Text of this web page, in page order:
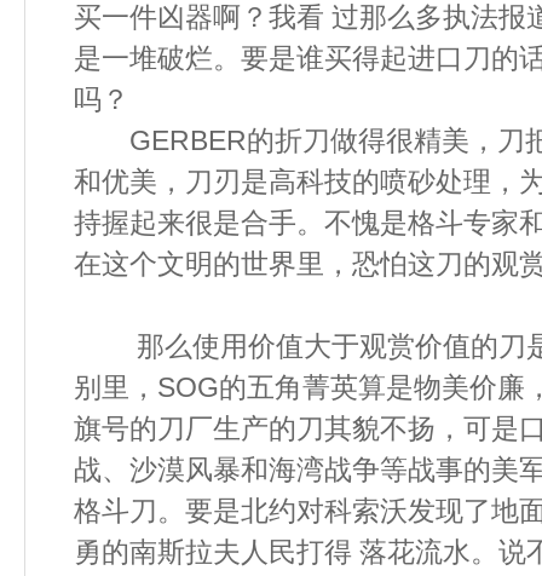
买一件凶器啊？我看 过那么多执法报
是一堆破烂。要是谁买得起进口刀的
吗？
GERBER的折刀做得很精美，刀
和优美，刀刃是高科技的喷砂处理，
持握起来很是合手。不愧是格斗专家
在这个文明的世界里，恐怕这刀的观
那么使用价值大于观赏价值的刀
别里，SOG的五角菁英算是物美价廉
旗号的刀厂生产的刀其貌不扬，可是
战、沙漠风暴和海湾战争等战事的美
格斗刀。要是北约对科索沃发现了地
勇的南斯拉夫人民打得 落花流水。说